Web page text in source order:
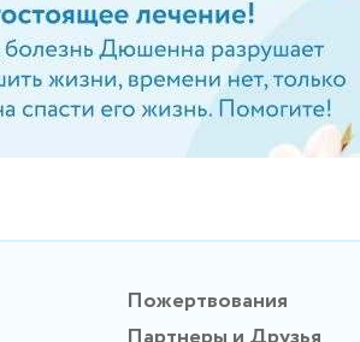
Пожертвования